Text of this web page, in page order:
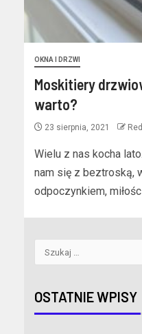
OKNA I DRZWI
Moskitiery
warto?
23 sierpnia, 2021
Wielu z nas kocha
nam się z beztroską,
odpoczynkiem,
OSTATNIE WPISY